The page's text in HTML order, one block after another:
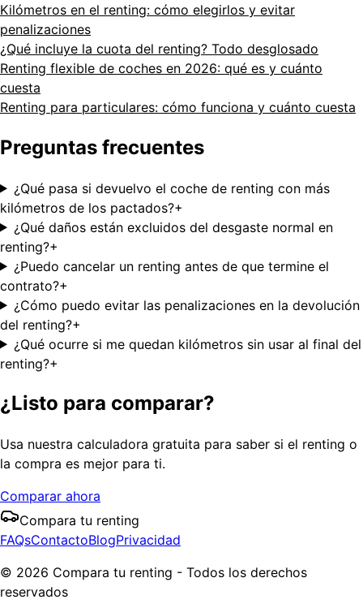
Kilómetros en el renting: cómo elegirlos y evitar
penalizaciones
¿Qué incluye la cuota del renting? Todo desglosado
Renting flexible de coches en 2026: qué es y cuánto
cuesta
Renting para particulares: cómo funciona y cuánto cuesta
Preguntas frecuentes
¿Qué pasa si devuelvo el coche de renting con más
kilómetros de los pactados?+
¿Qué daños están excluidos del desgaste normal en
renting?+
¿Puedo cancelar un renting antes de que termine el
contrato?+
¿Cómo puedo evitar las penalizaciones en la devolución
del renting?+
¿Qué ocurre si me quedan kilómetros sin usar al final del
renting?+
¿Listo para comparar?
Usa nuestra calculadora gratuita para saber si el renting o
la compra es mejor para ti.
Comparar ahora
Compara tu renting
FAQsContactoBlogPrivacidad
© 2026 Compara tu renting - Todos los derechos
reservados